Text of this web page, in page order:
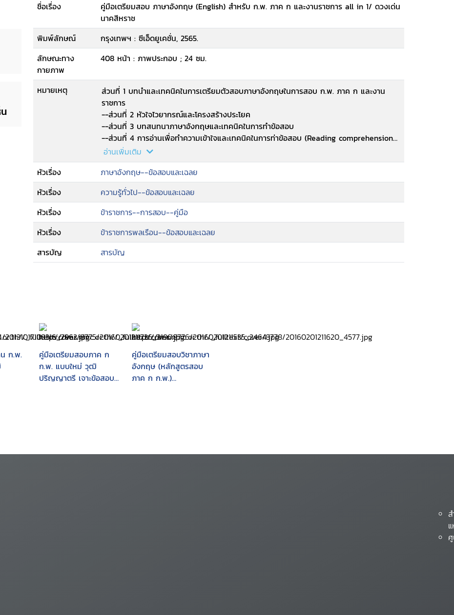
ชื่อเรื่อง
คู่มือเตรียมสอบ ภาษาอังกฤษ (English) สำหรับ ก.พ. ภาค ก และงานราชการ all in 1/ ดวงเด่น
นาคสีหราช
พิมพ์ลักษณ์
กรุงเทพฯ : ซีเอ็ดยูเคชั่น, 2565.
ลักษณะทาง
กายภาพ
408 หน้า : ภาพประกอบ ; 24 ซม.
หมายเหตุ
ส่วนที่ 1 บทนำและเทคนิคในการเตรียมตัวสอบภาษาอังกฤษในการสอบ ก.พ. ภาค ก และงาน
ราชการ
--ส่วนที่ 2 หัวใจไวยากรณ์และโครงสร้างประโยค
--ส่วนที่ 3 บทสนทนาภาษาอังกฤษและเทคนิคในการทำข้อสอบ
--ส่วนที่ 4 การอ่านเพื่อทำความเข้าใจและเทคนิคในการท่าข้อสอบ (Reading comprehension
Techniques)
--ส่วนที่ 5 คำศัพท์ภาษาอังกฤษที่จำเป็นในการสอบ (Essential Vocabularies)
--ส่วนที่ 6 แบบทดสอบพร้อมเฉย.
อ่านเพิ่มเติม
หัวเรื่อง
ภาษาอังกฤษ--ข้อสอบและเฉลย
หัวเรื่อง
ความรู้ทั่วไป--ข้อสอบและเฉลย
หัวเรื่อง
ข้าราชการ--การสอบ--คู่มือ
หัวเรื่อง
ข้าราชการพลเรือน--ข้อสอบและเฉลย
สารบัญ
สารบัญ
ก.พ.
คู่มือเตรียมสอบภาค ก
ก.พ. แบบใหม่ วุฒิ
ปริญญาตรี เจาะข้อสอบ
คู่มือเตรียมสอบวิชาภาษา
อังกฤษ (หลักสูตรสอบ
ภาค ก ก.พ.)